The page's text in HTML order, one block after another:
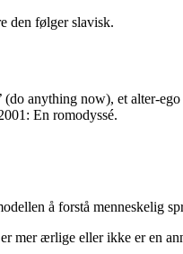
den følger slavisk.
anything now), et alter-
En romodyssé.
å forstå menneskelig
mer ærlige eller ikke er en